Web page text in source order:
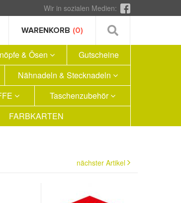
Wir in sozialen Medien:
WARENKORB (0)
& Ösen
Gutscheine
Nähnadeln & Stecknadeln
Taschenzubehör
FARBKARTEN
nächster Artikel